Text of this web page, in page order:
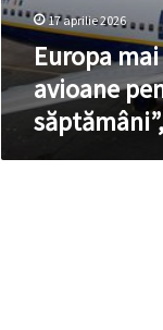
17 aprilie 2026
Europa
avioane